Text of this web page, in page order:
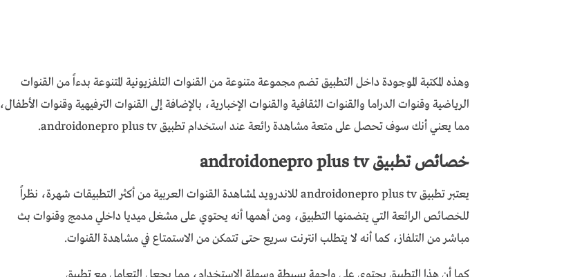
وهذه المكتبة الموجودة داخل التطبيق تضم مجموعة متنوعة من القنوات التلفزيونية المتنوعة بدءاً من القنوات
الرياضية وقنوات الدراما والقنوات الثقافية والقنوات الإخبارية، بالإضافة إلى القنوات الترفيهية وقنوات الأطفال،
مما يعني أنك سوف تحصل على متعة مشاهدة رائعة عند استخدام تطبيق androidonepro plus tv.
خصائص تطبيق androidonepro plus tv
يعتبر تطبيق androidonepro plus tv للاندرويد لمشاهدة القنوات العربية من أكثر التطبيقات شهرة، نظراً
للخصائص الرائعة التي يتضمنها التطبيق، ومن أهمها أنه يحتوي على مشغل ميديا داخلي مدمج وقنوات بث
مباشر من التلفاز، كما أنه لا يتطلب انترنت سريع حتى تتمكن من الاستمتاع في مشاهدة القنوات.